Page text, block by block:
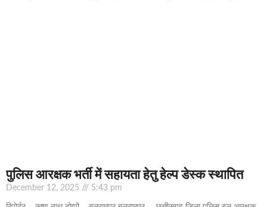
पुलिस आरक्षक भर्ती में सहायता हेतु हेल्प डेस्क स्थापित
December 12, 2025 5:43 pm